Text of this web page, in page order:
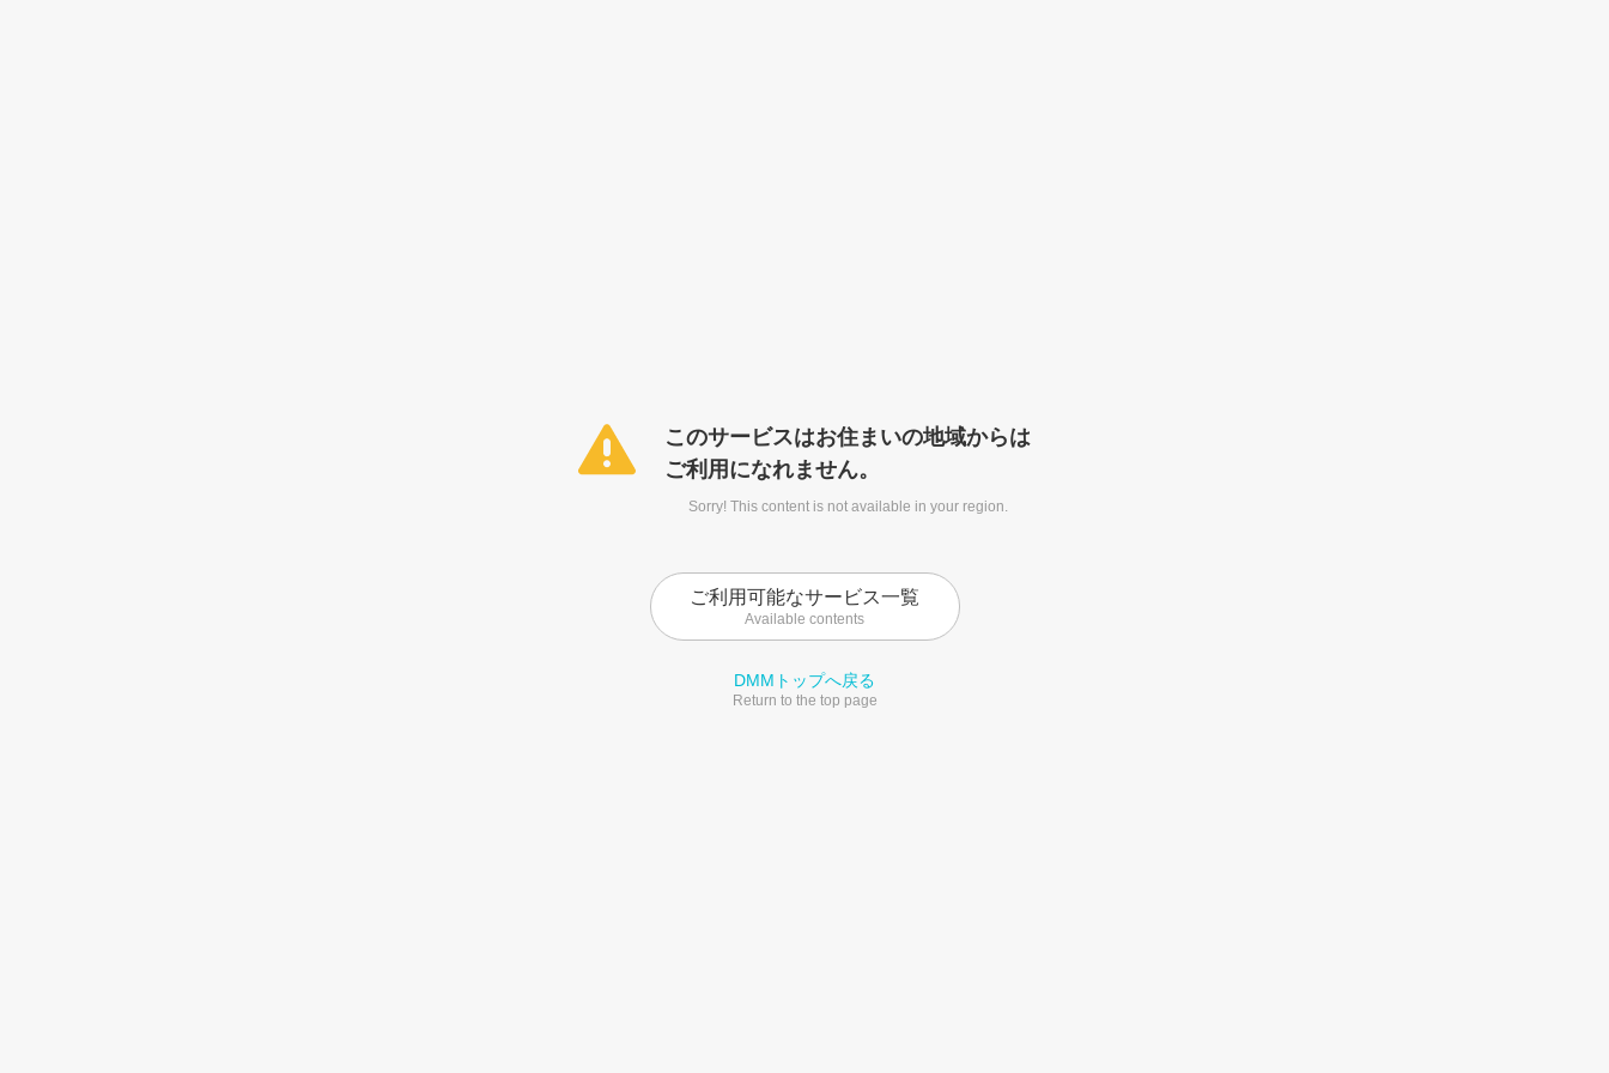
このサービスはお住まいの地域からは
ご利用になれません。
Sorry! This content is not available in your region.
ご利用可能なサービス一覧
Available contents
DMMトップへ戻る
Return to the top page